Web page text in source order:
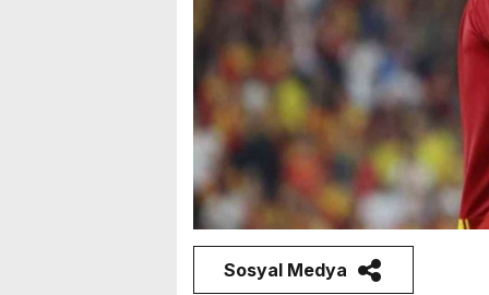
Sosyal Medya